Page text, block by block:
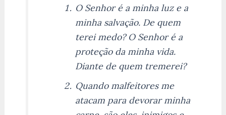
O Senhor é a minha luz e a
minha salvação. De quem
terei medo? O Senhor é a
proteção da minha vida.
Diante de quem tremerei?
Quando malfeitores me
atacam para devorar minha